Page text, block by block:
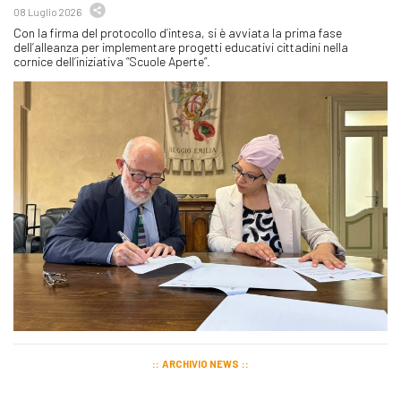
08 Luglio 2026
Con la firma del protocollo d’intesa, si è avviata la prima fase
dell’alleanza per implementare progetti educativi cittadini nella
cornice dell’iniziativa “Scuole Aperte”.
ARCHIVIO NEWS